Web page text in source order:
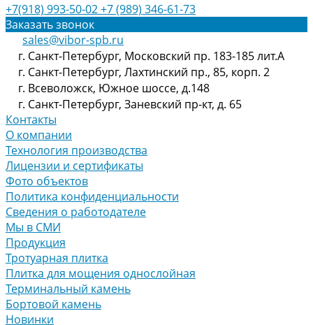
+7(918) 993-50-02+7 (989) 346-61-73
Заказать звонок
sales@vibor-spb.ru
г. Санкт-Петербург, Московский пр. 183-185 лит.А
г. Санкт-Петербург, Лахтинский пр., 85, корп. 2
г. Всеволожск, Южное шоссе, д.148
г. Санкт-Петербург, Заневский пр-кт, д. 65
Контакты
О компании
Технология производства
Лицензии и сертификаты
Фото объектов
Политика конфиденциальности
Сведения о работодателе
Мы в СМИ
Продукция
Тротуарная плитка
Плитка для мощения однослойная
Терминальный камень
Бортовой камень
Новинки